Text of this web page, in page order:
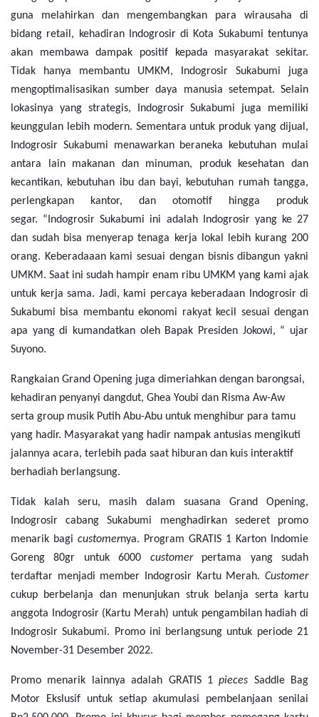
guna melahirkan dan mengembangkan para wirausaha di
bidang retail, kehadiran Indogrosir di Kota Sukabumi tentunya
akan membawa dampak positif kepada masyarakat sekitar.
Tidak hanya membantu UMKM, Indogrosir Sukabumi juga
mengoptimalisasikan sumber daya manusia setempat. Selain
lokasinya yang strategis, Indogrosir Sukabumi juga memiliki
keunggulan lebih modern. Sementara untuk produk yang dijual,
Indogrosir Sukabumi menawarkan beraneka kebutuhan mulai
antara lain makanan dan minuman, produk kesehatan dan
kecantikan, kebutuhan ibu dan bayi, kebutuhan rumah tangga,
perlengkapan kantor, dan otomotif hingga produk
segar. “Indogrosir Sukabumi ini adalah Indogrosir yang ke 27
dan sudah bisa menyerap tenaga kerja lokal lebih kurang 200
orang. Keberadaaan kami sesuai dengan bisnis dibangun yakni
UMKM. Saat ini sudah hampir enam ribu UMKM yang kami ajak
untuk kerja sama. Jadi, kami percaya keberadaan Indogrosir di
Sukabumi bisa membantu ekonomi rakyat kecil sesuai dengan
apa yang di kumandatkan oleh Bapak Presiden Jokowi, “ ujar
Suyono.
Rangkaian Grand Opening juga dimeriahkan dengan barongsai,
kehadiran penyanyi dangdut, Ghea Youbi dan Risma Aw-Aw
serta group musik Putih Abu-Abu untuk menghibur para tamu
yang hadir. Masyarakat yang hadir nampak antusias mengikuti
jalannya acara, terlebih pada saat hiburan dan kuis interaktif
berhadiah berlangsung.
Tidak kalah seru, masih dalam suasana Grand Opening,
Indogrosir cabang Sukabumi menghadirkan sederet promo
menarik bagi customernya. Program GRATIS 1 Karton Indomie
Goreng 80gr untuk 6000 customerpertama yang sudah
terdaftar menjadi member Indogrosir Kartu Merah. Customer
cukup berbelanja dan menunjukan struk belanja serta kartu
anggota Indogrosir (Kartu Merah) untuk pengambilan hadiah di
Indogrosir Sukabumi. Promo ini berlangsung untuk periode 21
November-31 Desember 2022.
Promo menarik lainnya adalah GRATIS 1pieces Saddle Bag
Motor Ekslusif untuk setiap akumulasi pembelanjaan senilai